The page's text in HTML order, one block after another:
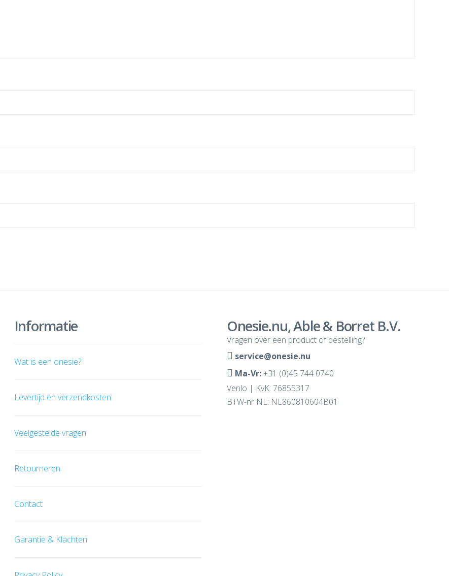
Informatie
Wat is een onesie?
Levertijd en verzendkosten
Veelgestelde vragen
Retourneren
Contact
Garantie & Klachten
Onesie.nu, Able & Borret B.V.
Vragen over een product of bestelling?
service@onesie.nu
Ma-Vr:+31 (0)45 744 0740
Venlo | KvK: 76855317
BTW-nr NL: NL860810604B01